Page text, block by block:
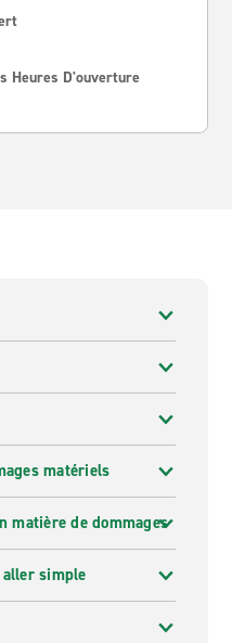
Heures D'ouverture
matériels
matière de dommages
simple